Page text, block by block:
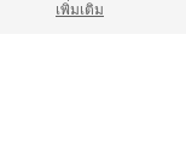
เพิ่มเติม